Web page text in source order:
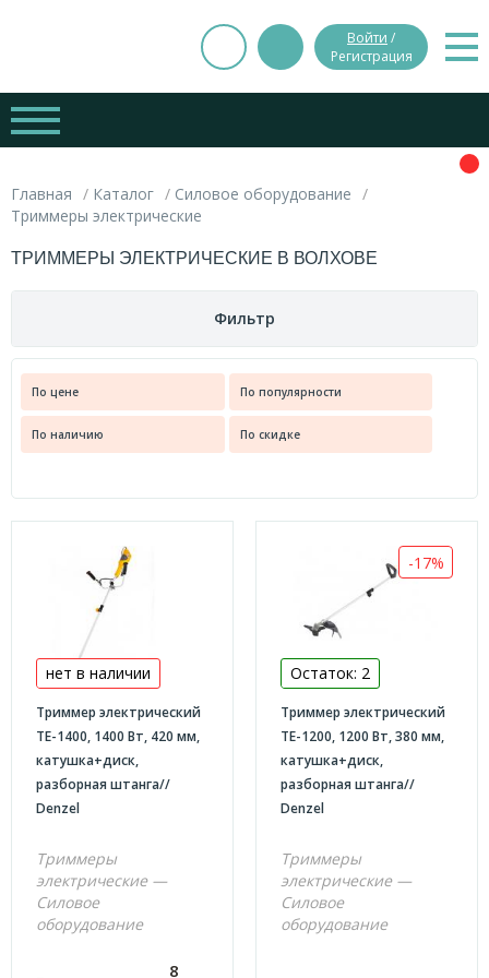
Войти /
Регистрация
Главная Каталог
Силовое оборудование
Триммеры электрические
ТРИММЕРЫ ЭЛЕКТРИЧЕСКИЕ В ВОЛХОВЕ
Фильтр
Цена
Вес
Брэнд
Страна бренда Германия, Страна производства Китай
Тип двигателя
электрический
Страна бренда
Германия
Страна производства
Китай
Группа товаров
КАТАЛОГ
Бетоносмесители
По цене По популярности
По наличию По скидке
нет в наличии
Триммер электрический
TE-1400, 1400 Вт, 420 мм,
катушка+диск,
разборная штанга//
Denzel
Триммеры
электрические —
Силовое
оборудование
8
-17%
Остаток: 2
Триммер электрический
TE-1200, 1200 Вт, 380 мм,
катушка+диск,
разборная штанга//
Denzel
Триммеры
электрические —
Силовое
оборудование